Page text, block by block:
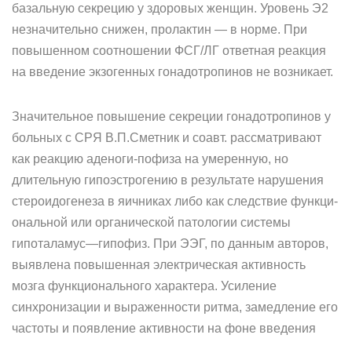
базальную секрецию у здоровых женщин. Уровень Э2
незначительно снижен, пролактин — в норме. При
повышенном соотношении ФСГ/ЛГ ответная реакция
на вве­дение экзогенных гонадотропинов не возникает.
Значительное повышение секреции гонадотропинов у
больных с СРЯ В.П.Сметник и соавт. рассматривают
как реакцию аденоги-пофиза на умеренную, но
длительную гипоэстрогению в результате нарушения
стероидогенеза в яичниках либо как следствие функци­
ональной или органической патологии системы
гипоталамус—гипо­физ. При ЭЭГ, по данным авторов,
выявлена повышенная электри­ческая активность
мозга функционального характера. Усиление
синхронизации и выраженности ритма, замедление его
частоты и появление активности на фоне введения